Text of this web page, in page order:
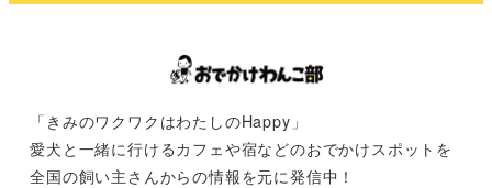
「きみのワクワクはわたしのHappy」
愛犬と一緒に行けるカフェや宿などのおでかけスポットを
全国の飼い主さんからの情報を元に発信中！